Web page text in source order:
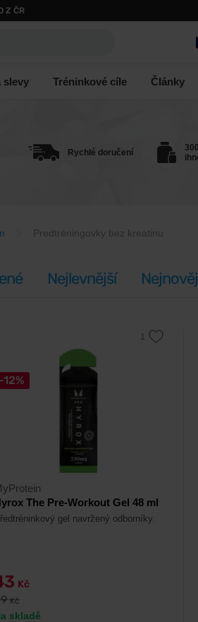
Z ČR
slevy Tréninkové cíle Články
Rychlé doručení
Predtréningovky bez kreatinu
Nejlevnější
-12%
The Pre-Workout Gel 48 ml
gel navržený odborníky.
Kč
Kč
skladě